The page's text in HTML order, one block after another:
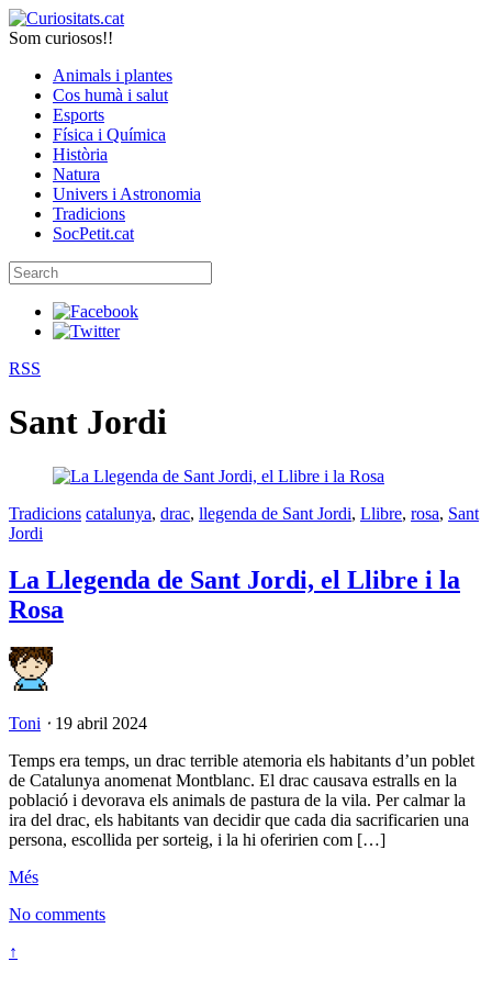
Som curiosos!!
Animals i plantes
Cos humà i salut
Esports
Física i Química
Història
Natura
Univers i Astronomia
Tradicions
SocPetit.cat
RSS
Sant Jordi
Tradicions catalunya, drac, llegenda de Sant Jordi, Llibre, rosa, Sant
Jordi
La Llegenda de Sant Jordi, el Llibre i la
Rosa
Toni ⋅ 19 abril 2024
Temps era temps, un drac terrible atemoria els habitants d’un poblet
de Catalunya anomenat Montblanc. El drac causava estralls en la
població i devorava els animals de pastura de la vila. Per calmar la
ira del drac, els habitants van decidir que cada dia sacrificarien una
persona, escollida per sorteig, i la hi oferirien com […]
Més
No comments
↑